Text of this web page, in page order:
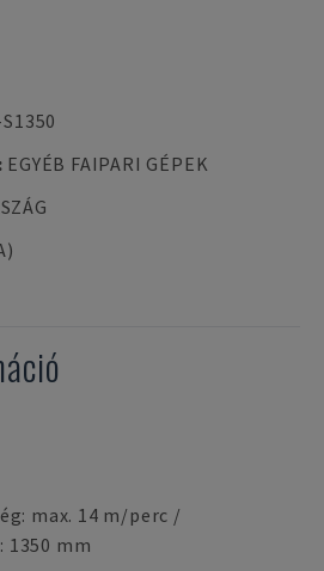
: EGYÉB FAIPARI GÉPEK
max. 14 m/perc /
1350 mm